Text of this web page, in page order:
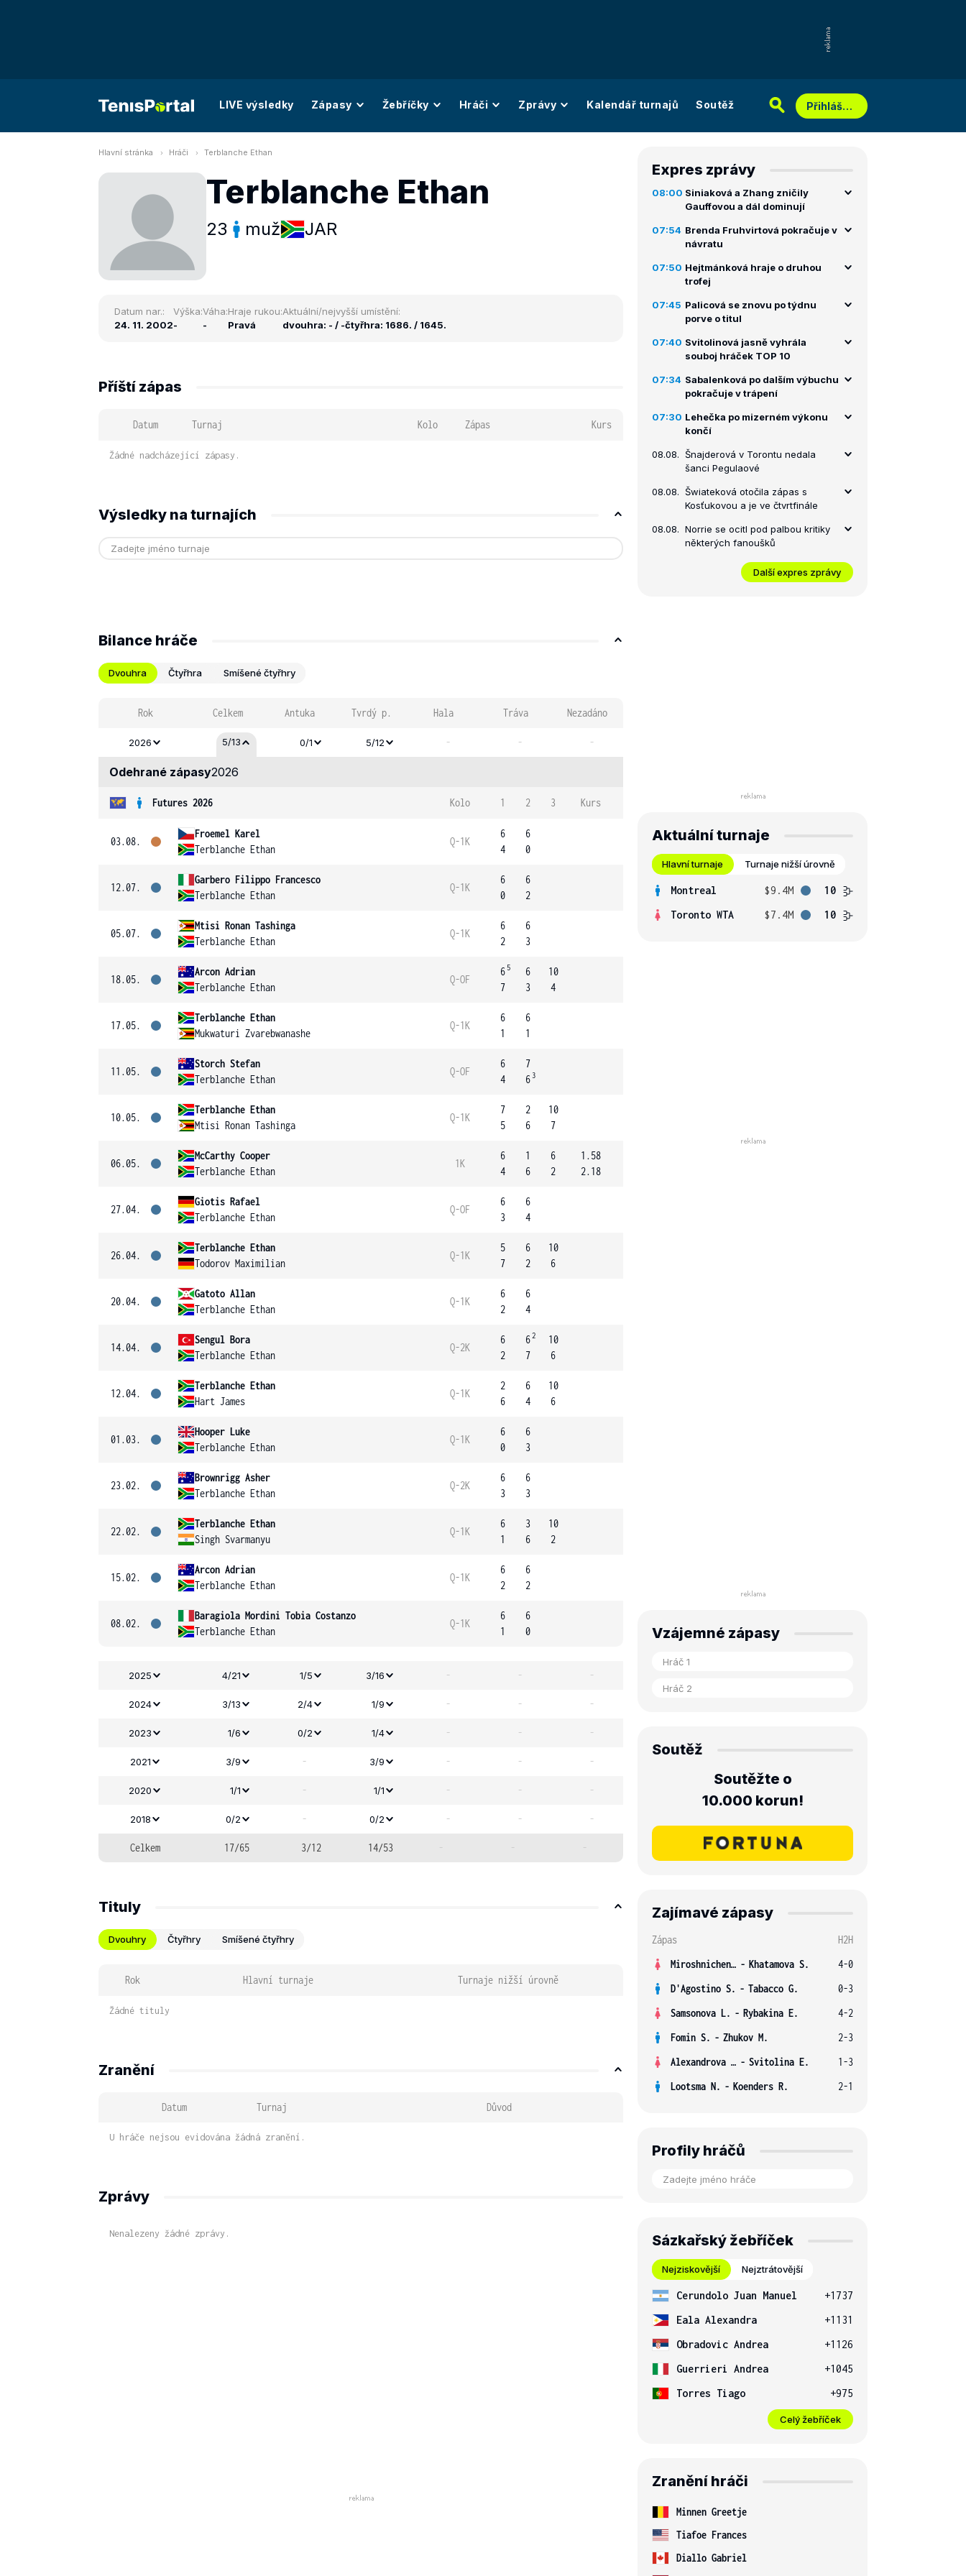
LIVE výsledky Zápasy Žebříčky Hráči Zprávy Kalendář turnajů Soutěž Přihlášení
Hlavní stránka Hráči Terblanche Ethan
Terblanche Ethan
23 muž JAR
Datum nar.:
24. 11. 2002
Výška:
-
Váha:
-
Hraje rukou:
Pravá
Aktuální/nejvyšší umístění:
dvouhra: - / -čtyřhra: 1686. / 1645.
Příští zápas
Datum Turnaj Kolo Zápas Kurs
Žádné nadcházející zápasy.
Výsledky na turnajích
Bilance hráče
Dvouhra Čtyřhra Smíšené čtyřhry
Rok Celkem Antuka Tvrdý p. Hala Tráva Nezadáno
2026 5/13 0/1 5/12 - - -
Odehrané zápasy2026
Futures 2026 Kolo 1 2 3 Kurs
03.08.
Froemel Karel
Terblanche Ethan
Q-1K
6
4
6
0
12.07.
Garbero Filippo Francesco
Terblanche Ethan
Q-1K
6
0
6
2
05.07.
Mtisi Ronan Tashinga
Terblanche Ethan
Q-1K
6
2
6
3
18.05.
Arcon Adrian
Terblanche Ethan
Q-OF
6 5
7
6
3
10
4
17.05.
Terblanche Ethan
Mukwaturi Zvarebwanashe
Q-1K
6
1
6
1
11.05.
Storch Stefan
Terblanche Ethan
Q-OF
6
4
7
6 3
10.05.
Terblanche Ethan
Mtisi Ronan Tashinga
Q-1K
7
5
2
6
10
7
06.05.
McCarthy Cooper
Terblanche Ethan
1K
6
4
1
6
6
2
1.58
2.18
27.04.
Giotis Rafael
Terblanche Ethan
Q-OF
6
3
6
4
26.04.
Terblanche Ethan
Todorov Maximilian
Q-1K
5
7
6
2
10
6
20.04.
Gatoto Allan
Terblanche Ethan
Q-1K
6
2
6
4
14.04.
Sengul Bora
Terblanche Ethan
Q-2K
6
2
62
7
10
6
12.04.
Terblanche Ethan
Hart James
Q-1K
2
6
6
4
10
6
01.03.
Hooper Luke
Terblanche Ethan
Q-1K
6
0
6
3
23.02.
Brownrigg Asher
Terblanche Ethan
Q-2K
6
3
6
3
22.02.
Terblanche Ethan
Singh Svarmanyu
Q-1K
6
1
3
6
10
2
15.02.
Arcon Adrian
Terblanche Ethan
Q-1K
6
2
6
2
08.02.
Baragiola Mordini Tobia Costanzo
Terblanche Ethan
Q-1K
6
1
6
0
2025 4/21 1/5 3/16 - - -
2024 3/13 2/4 1/9 - - -
2023 1/6 0/2 1/4 - - -
2021 3/9 - 3/9 - - -
2020 1/1 - 1/1 - - -
2018 0/2 - 0/2 - - -
Celkem 17/65 3/12 14/53 - - -
Tituly
Dvouhry Čtyřhry Smíšené čtyřhry
Rok Hlavní turnaje Turnaje nižší úrovně
Žádné tituly
Zranění
Datum Turnaj Důvod
U hráče nejsou evidována žádná zranění.
Zprávy
Nenalezeny žádné zprávy.
Expres zprávy
08:00 Siniaková a Zhang zničily
Gauffovou a dál dominují
07:54 Brenda Fruhvirtová pokračuje v
návratu
07:50 Hejtmánková hraje o druhou
trofej
07:45 Palicová se znovu po týdnu
porve o titul
07:40 Svitolinová jasně vyhrála
souboj hráček TOP 10
07:34 Sabalenková po dalším výbuchu
pokračuje v trápení
07:30 Lehečka po mizerném výkonu
končí
08.08. Šnajderová v Torontu nedala
šanci Pegulaové
08.08. Šwiateková otočila zápas s
Kosťukovou a je ve čtvrtfinále
08.08. Norrie se ocitl pod palbou kritiky
některých fanoušků
Další expres zprávy
Aktuální turnaje
Hlavní turnaje Turnaje nižší úrovně
Montreal $9.4M
10
Toronto WTA
$7.4M 10
Vzájemné zápasy
Soutěž
Soutěžte o
10.000 korun!
Zajímavé zápasy
Zápas
H2H
Miroshnichenko V. - Khatamova S.
4-0
D'Agostino S. - Tabacco G.
0-3
Samsonova L. - Rybakina E.
4-2
Fomin S. - Zhukov M.
2-3
Alexandrova E. - Svitolina E.
1-3
Lootsma N. - Koenders R. 2-1
Profily hráčů
Sázkařský žebříček
Nejziskovější Nejztrátovější
Cerundolo Juan Manuel
+1737
Eala Alexandra
+1131
Obradovic Andrea
+1126
Guerrieri Andrea
+1045
Torres Tiago
+975
Celý žebříček
Zranění hráči
Minnen Greetje
Tiafoe Frances
Diallo Gabriel